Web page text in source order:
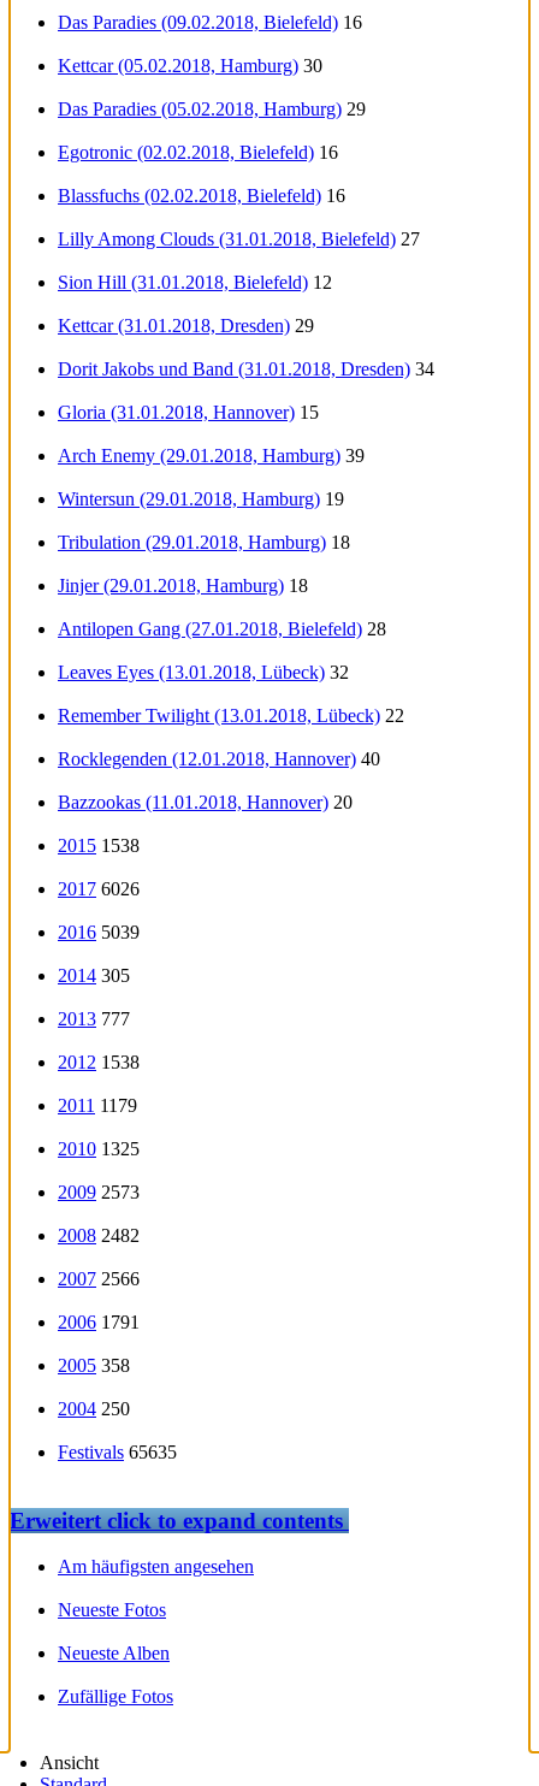
Das Paradies (09.02.2018, Bielefeld) 16
Kettcar (05.02.2018, Hamburg) 30
Das Paradies (05.02.2018, Hamburg) 29
Egotronic (02.02.2018, Bielefeld) 16
Blassfuchs (02.02.2018, Bielefeld) 16
Lilly Among Clouds (31.01.2018, Bielefeld) 27
Sion Hill (31.01.2018, Bielefeld) 12
Kettcar (31.01.2018, Dresden) 29
Dorit Jakobs und Band (31.01.2018, Dresden) 34
Gloria (31.01.2018, Hannover) 15
Arch Enemy (29.01.2018, Hamburg) 39
Wintersun (29.01.2018, Hamburg) 19
Tribulation (29.01.2018, Hamburg) 18
Jinjer (29.01.2018, Hamburg) 18
Antilopen Gang (27.01.2018, Bielefeld) 28
Leaves Eyes (13.01.2018, Lübeck) 32
Remember Twilight (13.01.2018, Lübeck) 22
Rocklegenden (12.01.2018, Hannover) 40
Bazzookas (11.01.2018, Hannover) 20
2015 1538
2017 6026
2016 5039
2014 305
2013 777
2012 1538
2011 1179
2010 1325
2009 2573
2008 2482
2007 2566
2006 1791
2005 358
2004 250
Festivals 65635
Erweitertclick to expand contents
Am häufigsten angesehen
Neueste Fotos
Neueste Alben
Zufällige Fotos
Ansicht